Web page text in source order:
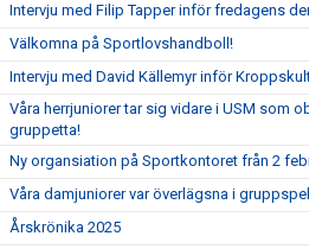
Intervju med Filip Tapper inför fredagens
Välkomna på Sportlovshandboll!
Intervju med David Källemyr inför
Våra herrjuniorer tar sig vidare i USM som
gruppetta!
Ny organsiation på Sportkontoret från 2
Våra damjuniorer var överlägsna i
Årskrönika 2025